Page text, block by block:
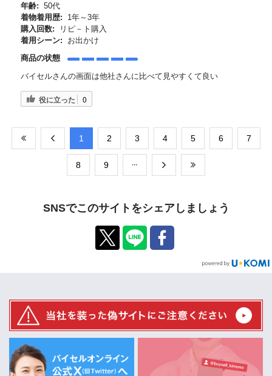
年齢: 50代
着物着用歴:
1年～3年
購入回数:
リピ－ト購入
着用シーン:
お出かけ
商品の状態
バイセルさんの画面は他社さんに比べて見やすくて良い
役に立った 0
​1 ​2 ​3 ​4 ​5 ​6 ​7
​8 ​9
SNSでこのサイトをシェアしましょう